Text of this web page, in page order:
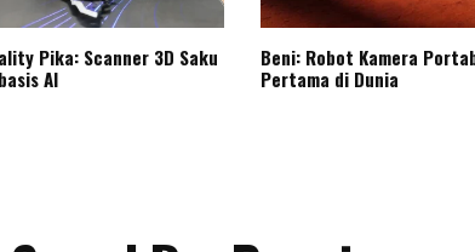
Pika: Scanner 3D Saku
AI
Beni: Robot Kamera
Pertama di Dunia